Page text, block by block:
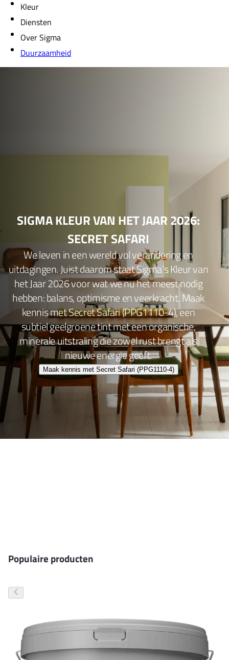
Kleur
Diensten
Over Sigma
Duurzaamheid
SIGMA KLEUR VAN HET JAAR 2026:
SECRET SAFARI
We leven in een wereld vol verandering en
uitdagingen. Juist daarom staat Sigma’s Kleur van
het Jaar 2026 voor wat we nu het meest nodig
hebben: balans, optimisme en veerkracht. Maak
kennis met Secret Safari (PPG1110-4), een
subtiel geelgroene tint met een organische,
minerale uitstraling die zowel rust brengt als
nieuwe energie geeft.
Maak kennis met Secret Safari (PPG1110-4)
Populaire producten